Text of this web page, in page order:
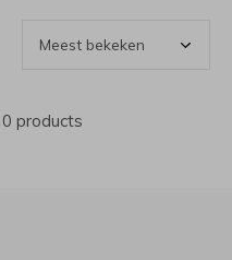
products